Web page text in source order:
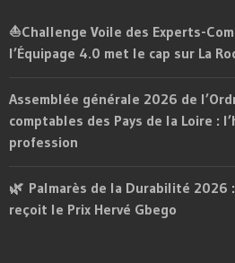
⛵Challenge Voile des Experts-
l’Équipage 4.0 met le cap sur La
Assemblée générale 2026 de
comptables des Pays de la Loire :
profession
🌿 Palmarès de la Durabilité 2026 :
reçoit le Prix Hervé Gbego